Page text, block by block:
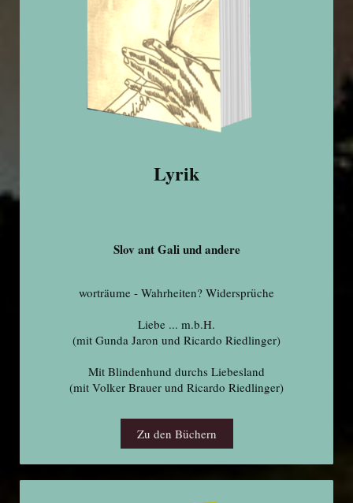
Lyrik
Slov ant Gali und andere
worträume - Wahrheiten? Widersprüche
Liebe ... m.b.H.
(mit Gunda Jaron und Ricardo Riedlinger)
Mit Blindenhund durchs Liebesland
(mit Volker Brauer und Ricardo Riedlinger)
Zu den Büchern